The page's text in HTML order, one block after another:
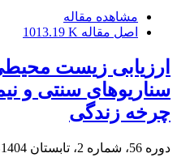
مشاهده مقاله
اصل مقاله 1013.19 K
ارزیابی زیست
سناریوهای سنتی و
چرخه زندگی
دوره 56، شماره 2، تابستان 1404، صفحه